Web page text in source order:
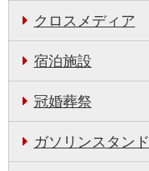
クロスメディア
宿泊施設
冠婚葬祭
ガソリンスタンド